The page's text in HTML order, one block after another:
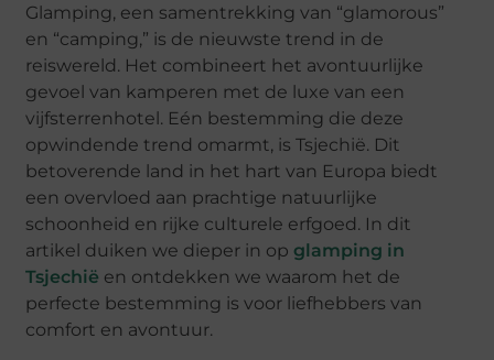
Glamping, een samentrekking van “glamorous”
en “camping,” is de nieuwste trend in de
reiswereld. Het combineert het avontuurlijke
gevoel van kamperen met de luxe van een
vijfsterrenhotel. Eén bestemming die deze
opwindende trend omarmt, is Tsjechië. Dit
betoverende land in het hart van Europa biedt
een overvloed aan prachtige natuurlijke
schoonheid en rijke culturele erfgoed. In dit
artikel duiken we dieper in opglamping in
Tsjechië en ontdekken we waarom het de
perfecte bestemming is voor liefhebbers van
comfort en avontuur.